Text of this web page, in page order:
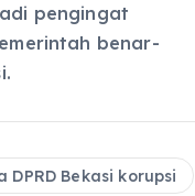
pengingat
benar-
DPRD Bekasi korupsi